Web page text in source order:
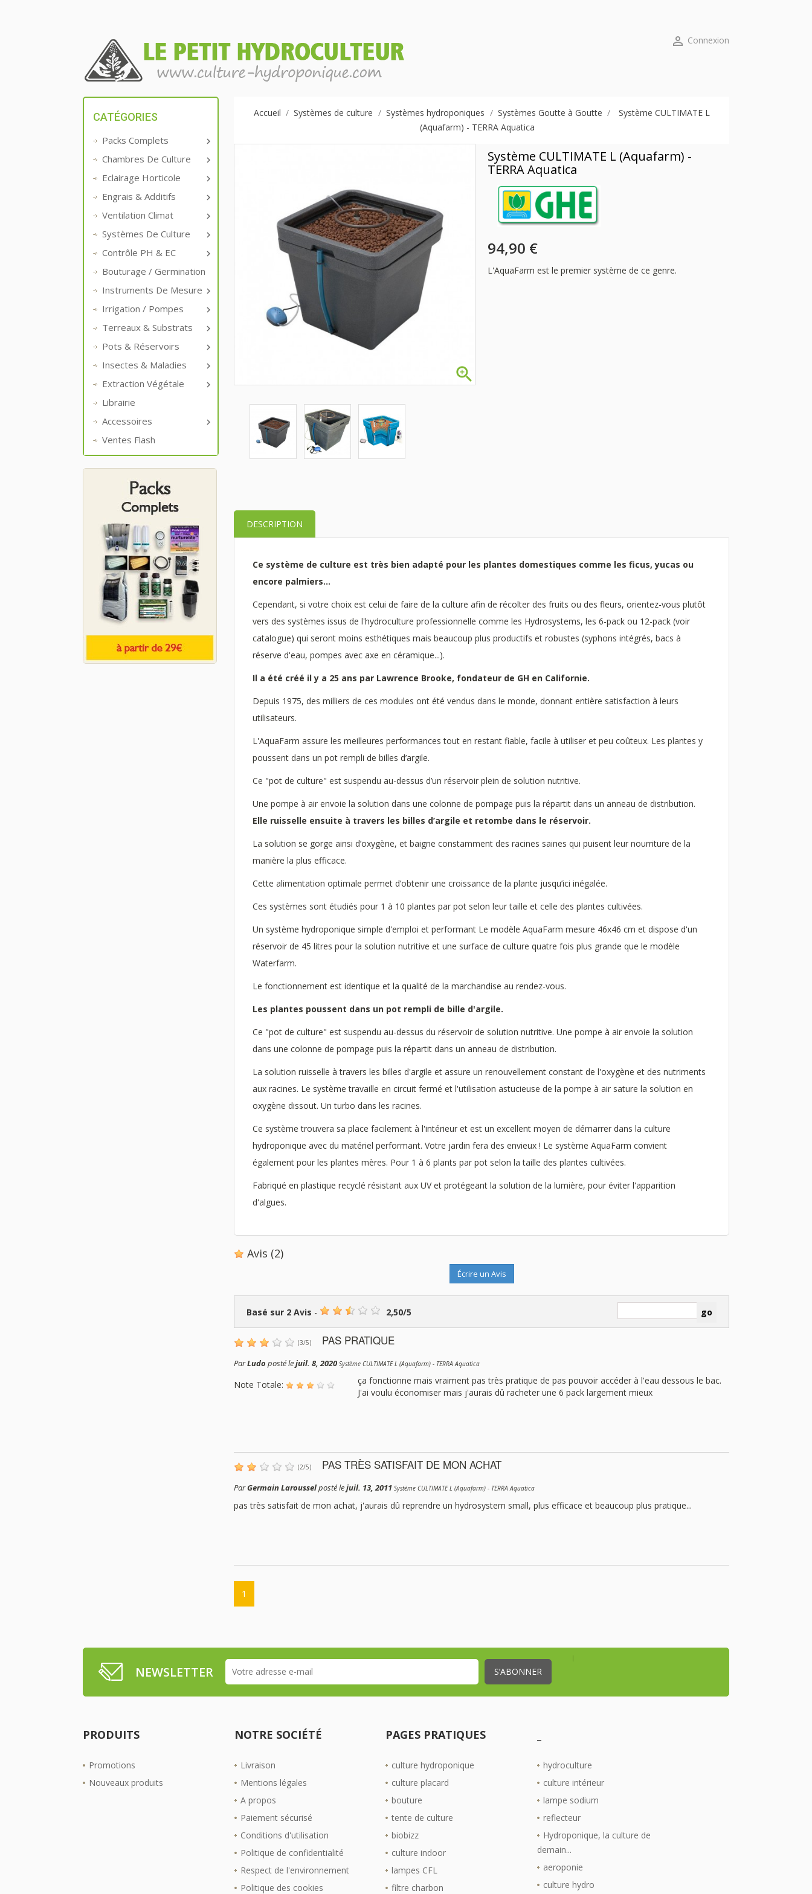
 Connexion
CATÉGORIES

Packs Complets

Chambres De Culture

Eclairage Horticole

Engrais & Additifs

Ventilation Climat

Systèmes De Culture

Contrôle PH & EC
Bouturage / Germination

Instruments De Mesure

Irrigation / Pompes

Terreaux & Substrats

Pots & Réservoirs

Insectes & Maladies

Extraction Végétale
Librairie

Accessoires
Ventes Flash
Accueil Systèmes de culture Systèmes hydroponiques Systèmes Goutte à Goutte
Système CULTIMATE L
(Aquafarm) - TERRA Aquatica

Système CULTIMATE L (Aquafarm) -
TERRA Aquatica
94,90 €
L'AquaFarm est le premier système de ce genre.
DESCRIPTION
Ce système de culture est très bien adapté pour les plantes domestiques comme les ficus, yucas ou
encore palmiers...
Cependant, si votre choix est celui de faire de la culture afin de récolter des fruits ou des fleurs, orientez-vous plutôt
vers des systèmes issus de l'hydroculture professionnelle comme les Hydrosystems, les 6-pack ou 12-pack (voir
catalogue) qui seront moins esthétiques mais beaucoup plus productifs et robustes (syphons intégrés, bacs à
réserve d'eau, pompes avec axe en céramique...).
Il a été créé il y a 25 ans par Lawrence Brooke, fondateur de GH en Californie.
Depuis 1975, des milliers de ces modules ont été vendus dans le monde, donnant entière satisfaction à leurs
utilisateurs.
L'AquaFarm assure les meilleures performances tout en restant fiable, facile à utiliser et peu coûteux. Les plantes y
poussent dans un pot rempli de billes d’argile.
Ce "pot de culture" est suspendu au-dessus d’un réservoir plein de solution nutritive.
Une pompe à air envoie la solution dans une colonne de pompage puis la répartit dans un anneau de distribution.
Elle ruisselle ensuite à travers les billes d’argile et retombe dans le réservoir.
La solution se gorge ainsi d’oxygène, et baigne constamment des racines saines qui puisent leur nourriture de la
manière la plus efficace.
Cette alimentation optimale permet d’obtenir une croissance de la plante jusqu’ici inégalée.
Ces systèmes sont étudiés pour 1 à 10 plantes par pot selon leur taille et celle des plantes cultivées.
Un système hydroponique simple d'emploi et performant Le modèle AquaFarm mesure 46x46 cm et dispose d'un
réservoir de 45 litres pour la solution nutritive et une surface de culture quatre fois plus grande que le modèle
Waterfarm.
Le fonctionnement est identique et la qualité de la marchandise au rendez-vous.
Les plantes poussent dans un pot rempli de bille d'argile.
Ce "pot de culture" est suspendu au-dessus du réservoir de solution nutritive. Une pompe à air envoie la solution
dans une colonne de pompage puis la répartit dans un anneau de distribution.
La solution ruisselle à travers les billes d'argile et assure un renouvellement constant de l'oxygène et des nutriments
aux racines. Le système travaille en circuit fermé et l'utilisation astucieuse de la pompe à air sature la solution en
oxygène dissout. Un turbo dans les racines.
Ce système trouvera sa place facilement à l'intérieur et est un excellent moyen de démarrer dans la culture
hydroponique avec du matériel performant. Votre jardin fera des envieux ! Le système AquaFarm convient
également pour les plantes mères. Pour 1 à 6 plants par pot selon la taille des plantes cultivées.
Fabriqué en plastique recyclé résistant aux UV et protégeant la solution de la lumière, pour éviter l'apparition
d'algues.
Avis (2)
Écrire un Avis
Basé sur 2 Avis - 2,50/5
(3/5) PAS PRATIQUE
ParLudo posté lejuil. 8, 2020 Système CULTIMATE L (Aquafarm) - TERRA Aquatica
Note Totale:
ça fonctionne mais vraiment pas très pratique de pas pouvoir accéder à l'eau dessous le bac.
J'ai voulu économiser mais j'aurais dû racheter une 6 pack largement mieux
(2/5) PAS TRÈS SATISFAIT DE MON ACHAT
ParGermain Larousselposté lejuil. 13, 2011 Système CULTIMATE L (Aquafarm) - TERRA Aquatica
pas très satisfait de mon achat, j'aurais dû reprendre un hydrosystem small, plus efficace et beaucoup plus pratique...
1
NEWSLETTER
PRODUITS
Promotions
Nouveaux produits
NOTRE SOCIÉTÉ
Livraison
Mentions légales
A propos
Paiement sécurisé
Conditions d'utilisation
Politique de confidentialité
Respect de l'environnement
Politique des cookies
PAGES PRATIQUES
culture hydroponique
culture placard
bouture
tente de culture
biobizz
culture indoor
lampes CFL
filtre charbon
hydroculture
culture intérieur
lampe sodium
reflecteur
Hydroponique, la culture de
demain...
aeroponie
culture hydro